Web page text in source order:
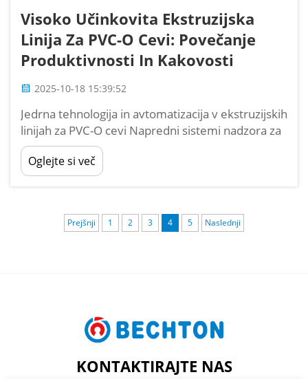
Visoko Učinkovita Ekstruzijska
Linija Za PVC-O Cevi: Povečanje
Produktivnosti In Kakovosti
2025-10-18 15:39:52
Jedrna tehnologija in avtomatizacija v ekstruzijskih
linijah za PVC-O cevi Napredni sistemi nadzora za
natančnost pri proizvodnji PVC-O Današnje
ekstruzijske linije za PVC-O cevi se zanašajo na
PLC sisteme, da ohranijo dimenzijske tolerance
Oglejte si več
Prejšnji 1 2 3 4 5 Naslednji
KONTAKTIRAJTE NAS